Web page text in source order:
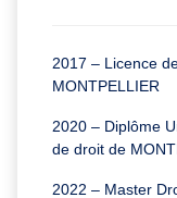
2017 – Licence
MONTPELLIER
2020 – Diplôme
de droit de
2022 – Master